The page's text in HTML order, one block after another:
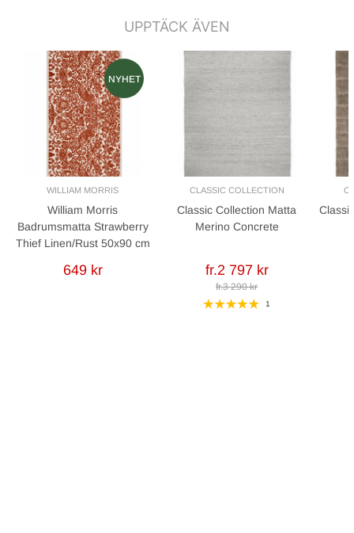
UPPTÄCK ÄVEN
WILLIAM MORRIS
William Morris
Badrumsmatta Strawberry
Thief Linen/Rust 50x90 cm
649 kr
CLASSIC COLLECTION
Classic Collection Matta
Merino Concrete
fr.2 797 kr
fr.3 290 kr
1